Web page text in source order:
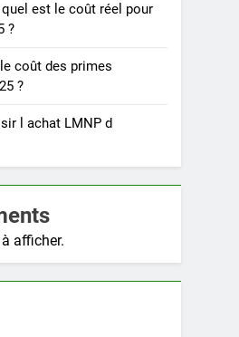
est le coût réel pour
?
coût des primes
?
l achat LMNP d
afficher.